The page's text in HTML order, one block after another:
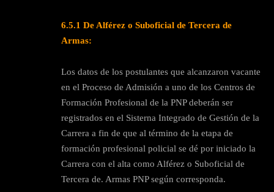
6.5.1 De Alférez o Suboficial de Tercera de
Armas:
Los datos de los postulantes que alcanzaron vacante
en el Proceso de Admisión a uno de los Centros de
Formación Profesional de la PNP deberán ser
registrados en el Sisterna Integrado de Gestión de la
Carrera a fin de que al término de la etapa de
formación profesional policial se dé por iniciado la
Carrera con el alta como Alférez o Suboficial de
Tercera de. Armas PNP según corresponda.